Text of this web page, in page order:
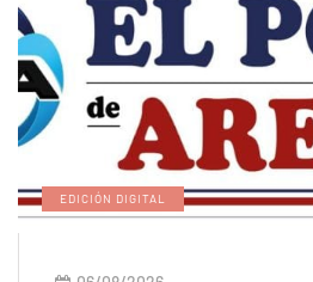
EDICIÓN DIGITAL